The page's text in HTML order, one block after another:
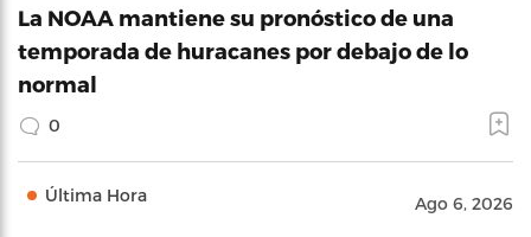
La NOAA mantiene su pronóstico de una
temporada de huracanes por debajo de lo
normal
0
Última Hora Ago 6, 2026